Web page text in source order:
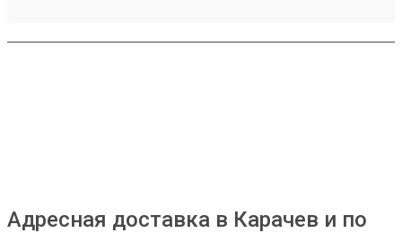
компанией! Номер заказа 260691900.
Адресная доставка в Карачев и по